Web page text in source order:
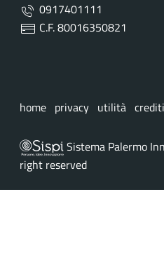
0917401111
C.F. 80016350821
home privacy utilità crediti
Sistema Palermo
right reserved